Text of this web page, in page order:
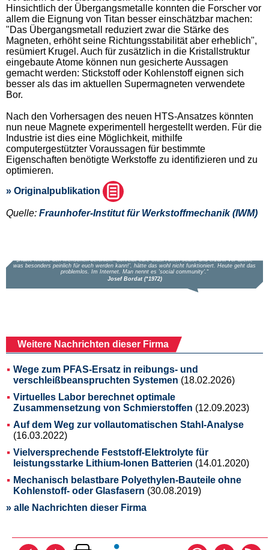
Hinsichtlich der Übergangsmetalle konnten die Forscher vor
allem die Eignung von Titan besser einschätzbar machen:
"Das Übergangsmetall reduziert zwar die Stärke des
Magneten, erhöht seine Richtungsstabilität aber erheblich",
resümiert Krugel. Auch für zusätzlich in die Kristallstruktur
eingebaute Atome können nun gesicherte Aussagen
gemacht werden: Stickstoff oder Kohlenstoff eignen sich
besser als das im aktuellen Supermagneten verwendete
Bor.
Nach den Vorhersagen des neuen HTS-Ansatzes könnten
nun neue Magnete experimentell hergestellt werden. Für die
Industrie ist dies eine Möglichkeit, mithilfe
computergestützter Voraussagen für bestimmte
Eigenschaften benötigte Werkstoffe zu identifizieren und zu
optimieren.
» Originalpublikation
Quelle: Fraunhofer-Institut für Werkstoffmechanik (IWM)
Weitere Nachrichten dieser Firma
Wege zum PFAS-Ersatz in reibungs- und
verschleißbeanspruchten Systemen (18.02.2026)
Virtuelles Labor berechnet optimale
Zusammensetzung von Schmierstoffen (12.09.2023)
Auf dem Weg zur vollautomatischen Stahl-Analyse
(16.03.2022)
Vielversprechende Feststoff-Elektrolyte für
leistungsstarke Lithium-Ionen Batterien (14.01.2020)
Mechanisch belastbare Polyethylen-Bauteile ohne
Kohlenstoff- oder Glasfasern (30.08.2019)
» alle Nachrichten dieser Firma